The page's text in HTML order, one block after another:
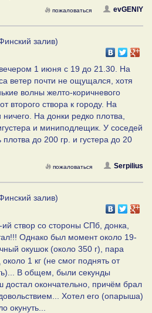
evGENIY
пожаловаться
залив)
1 июня с 19 до 21.30. На
ветер почти не ощущался, хотя
волны желто-коричневого
второго створа к городу. На
На донки редко плотва,
и миниподлещик. У соседей
до 200 гр. и густера до 20
Serpilius
пожаловаться
залив)
створ со стороны СПб, донка,
Однако был момент около 19-
окушок (около 350 г), пара
1 кг (не смог поднять от
В общем, были секунды
окончательно, причём брал
Хотел его (опарыша)
окунуть...